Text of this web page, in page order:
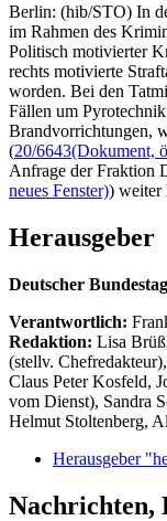
Berlin: (hib/STO) In
im Rahmen des
Politisch motivierter
rechts motivierte
worden. Bei den
Fällen um
Brandvorrichtungen,
(20/6643(Dokument,
Anfrage der Fraktion
neues Fenster)) weiter
Herausgeber
Deutscher
Verantwortlich:
Redaktion: Lisa
(stellv.
Claus Peter Kosfeld,
vom Dienst), Sandra
Helmut Stoltenberg,
Herausgeber
Nachrichten,